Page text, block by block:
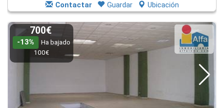
Contactar Guardar Ubicación
700€
-13%
Ha bajado
100€